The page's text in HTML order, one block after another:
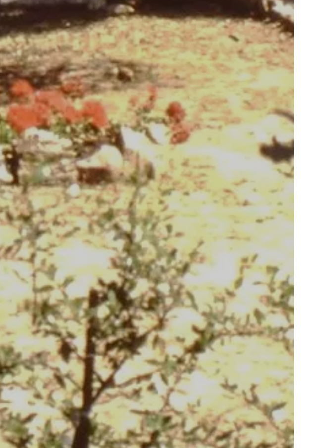
VERBLIJF HET WATERGEBIED